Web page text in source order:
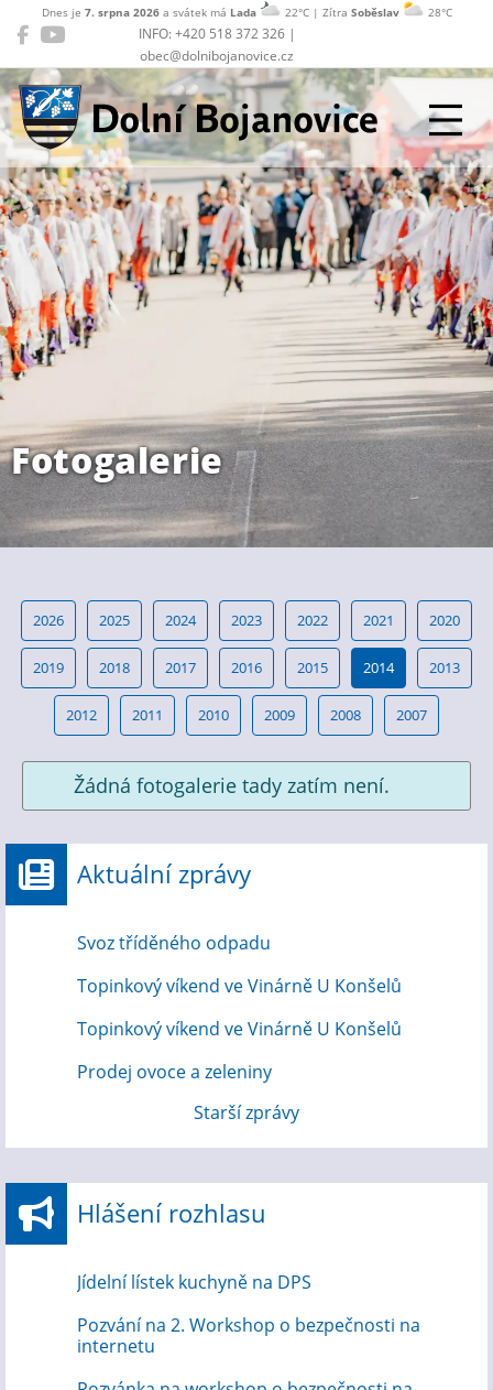
INFO: +420 518 372 326 |
obec@dolnibojanovice.cz
Dnes je 7. srpna 2026a svátek má Lada 22°C | Zítra Soběslav 28°C
Dolní Bojanovice
Fotogalerie
2026 2025 2024 2023 2022 2021 2020
2019 2018 2017 2016 2015 2014 2013
2012 2011 2010 2009 2008 2007
Žádná fotogalerie tady zatím není.
Aktuální zprávy
Svoz tříděného odpadu
Topinkový víkend ve Vinárně U Konšelů
Topinkový víkend ve Vinárně U Konšelů
Prodej ovoce a zeleniny
Starší zprávy
Hlášení rozhlasu
Jídelní lístek kuchyně na DPS
Pozvání na 2. Workshop o bezpečnosti na
internetu